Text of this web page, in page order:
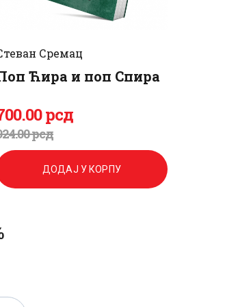
Сремац
Ћира и поп Спира
.00рсд
.00рсд
ДОДАЈ У КОРПУ